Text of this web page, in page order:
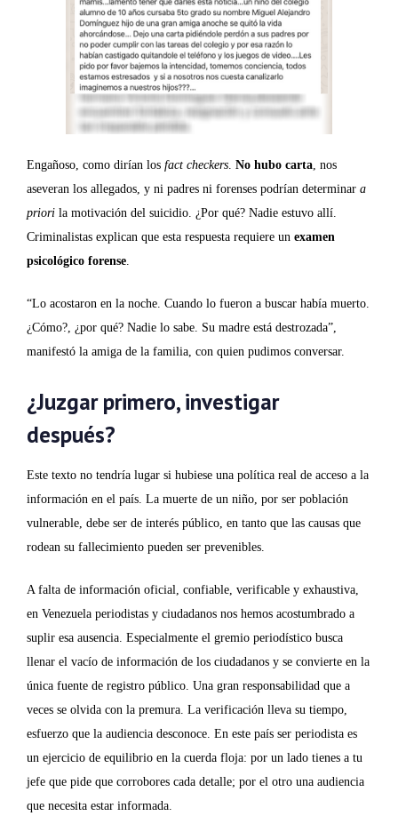
Engañoso, como dirían los fact checkers. No hubo carta, nos
aseveran los allegados, y ni padres ni forenses podrían determinar a
priori la motivación del suicidio. ¿Por qué? Nadie estuvo allí.
Criminalistas explican que esta respuesta requiere un examen
psicológico forense.
“Lo acostaron en la noche. Cuando lo fueron a buscar había muerto.
¿Cómo?, ¿por qué? Nadie lo sabe. Su madre está destrozada”,
manifestó la amiga de la familia, con quien pudimos conversar.
¿Juzgar primero, investigar
después?
Este texto no tendría lugar si hubiese una política real de acceso a la
información en el país. La muerte de un niño, por ser población
vulnerable, debe ser de interés público, en tanto que las causas que
rodean su fallecimiento pueden ser prevenibles.
A falta de información oficial, confiable, verificable y exhaustiva,
en Venezuela periodistas y ciudadanos nos hemos acostumbrado a
suplir esa ausencia. Especialmente el gremio periodístico busca
llenar el vacío de información de los ciudadanos y se convierte en la
única fuente de registro público. Una gran responsabilidad que a
veces se olvida con la premura. La verificación lleva su tiempo,
esfuerzo que la audiencia desconoce. En este país ser periodista es
un ejercicio de equilibrio en la cuerda floja: por un lado tienes a tu
jefe que pide que corrobores cada detalle; por el otro una audiencia
que necesita estar informada.